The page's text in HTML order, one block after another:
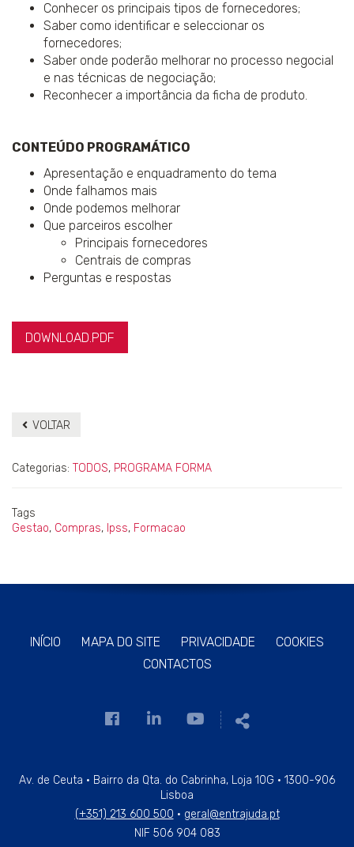
Conhecer os principais tipos de fornecedores;
Saber como identificar e seleccionar os
fornecedores;
Saber onde poderão melhorar no processo negocial
e nas técnicas de negociação;
Reconhecer a importância da ficha de produto.
CONTEÚDO PROGRAMÁTICO
Apresentação e enquadramento do tema
Onde falhamos mais
Onde podemos melhorar
Que parceiros escolher
Principais fornecedores
Centrais de compras
Perguntas e respostas
DOWNLOAD.PDF
VOLTAR
Categorias: TODOS, PROGRAMA FORMA
Tags
Gestao, Compras, Ipss, Formacao
INÍCIO MAPA DO SITE PRIVACIDADE
COOKIES
CONTACTOS
Link
página
Facebook
Link
página
de
Linkedin
Link
página
Youtube
Av. de Ceuta · Bairro da Qta. do Cabrinha, Loja 10G · 1300-906
Lisboa
(+351) 213 600 500 · geral@entrajuda.pt
NIF 506 904 083